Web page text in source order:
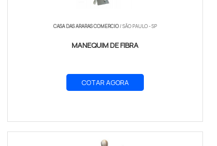
CASA DAS ARARAS COMERCIO/ SÃO PAULO - SP
MANEQUIM DE FIBRA
COTAR AGORA